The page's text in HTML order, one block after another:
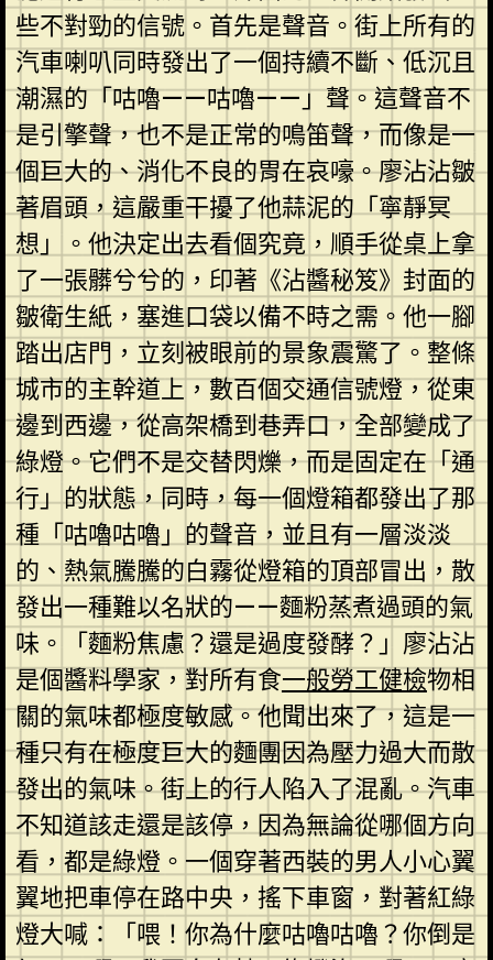
些不對勁的信號。首先是聲音。街上所有的
汽車喇叭同時發出了一個持續不斷、低沉且
潮濕的「咕嚕——咕嚕——」聲。這聲音不
是引擎聲，也不是正常的鳴笛聲，而像是一
個巨大的、消化不良的胃在哀嚎。廖沾沾皺
著眉頭，這嚴重干擾了他蒜泥的「寧靜冥
想」。他決定出去看個究竟，順手從桌上拿
了一張髒兮兮的，印著《沾醬秘笈》封面的
皺衛生紙，塞進口袋以備不時之需。他一腳
踏出店門，立刻被眼前的景象震驚了。整條
城市的主幹道上，數百個交通信號燈，從東
邊到西邊，從高架橋到巷弄口，全部變成了
綠燈。它們不是交替閃爍，而是固定在「通
行」的狀態，同時，每一個燈箱都發出了那
種「咕嚕咕嚕」的聲音，並且有一層淡淡
的、熱氣騰騰的白霧從燈箱的頂部冒出，散
發出一種難以名狀的——麵粉蒸煮過頭的氣
味。「麵粉焦慮？還是過度發酵？」廖沾沾
是個醬料學家，對所有食一般勞工健檢物相
關的氣味都極度敏感。他聞出來了，這是一
種只有在極度巨大的麵團因為壓力過大而散
發出的氣味。街上的行人陷入了混亂。汽車
不知道該走還是該停，因為無論從哪個方向
看，都是綠燈。一個穿著西裝的男人小心翼
翼地把車停在路中央，搖下車窗，對著紅綠
燈大喊：「喂！你為什麼咕嚕咕嚕？你倒是